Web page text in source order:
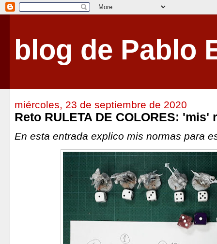
blog de Pablo
miércoles, 23 de septiembre de 2020
Reto RULETA DE COLORES: 'mis'
En esta entrada explico mis normas para